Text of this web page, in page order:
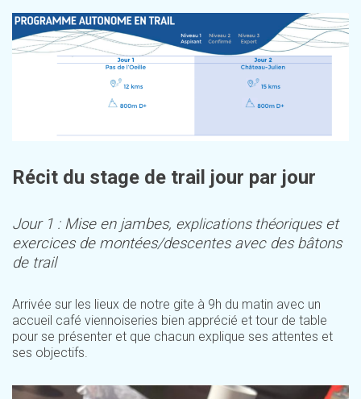
Récit du stage de trail jour par jour
Jour 1 : Mise en jambes, explications théoriqueset
exercices de montées/descentes avec des bâtons
de trail
Arrivée sur les lieux de notre gite à 9h du matin avec un
accueil café viennoiseries bien apprécié et tour de table
pour se présenter et que chacun explique ses attentes et
ses objectifs.